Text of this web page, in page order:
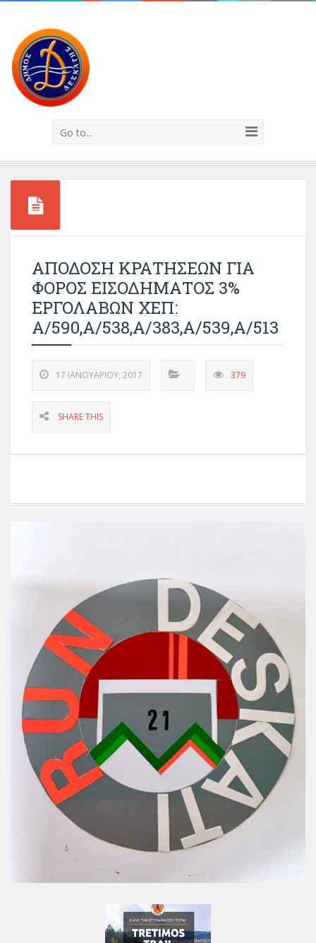
Go to...
ΑΠΟΔΟΣΗ ΚΡΑΤΗΣΕΩΝ ΓΙΑ
ΦΟΡΟΣ ΕΙΣΟΔΗΜΑΤΟΣ 3%
ΕΡΓΟΛΑΒΩΝ ΧΕΠ:
Α/590,Α/538,Α/383,Α/539,Α/513
17 ΙΑΝΟΥΑΡΊΟΥ, 2017 379
SHARE THIS